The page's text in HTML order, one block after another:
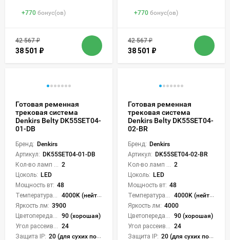
+770 бонус(ов)
42 567₽
38 501 ₽
+770 бонус(ов)
42 567₽
38 501 ₽
Готовая ременная
трековая система
Denkirs Belty DK55SET04-
01-DB
Бренд: Denkirs
Артикул: DK55SET04-01-DB
2
Цоколь: LED
Мощность вт: 48
4000K (нейтральный)
Яркость лм: 3900
90 (хорошая)
24
Защита IP: 20 (для сухих пом.)
Готовая ременная
трековая система
Denkirs Belty DK55SET04-
02-BR
Бренд: Denkirs
Артикул: DK55SET04-02-BR
2
Цоколь: LED
Мощность вт: 48
4000K (нейтральный)
Яркость лм: 4000
90 (хорошая)
24
Защита IP: 20 (для сухих пом.)